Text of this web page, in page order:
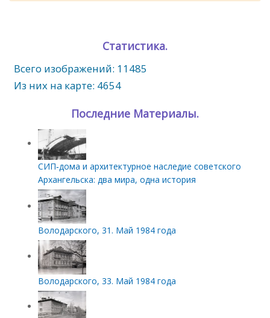
Статистика.
Всего изображений: 11485
Из них на карте: 4654
Последние Материалы.
СИП‑дома и архитектурное наследие советского
Архангельска: два мира, одна история
Володарского, 31. Май 1984 года
Володарского, 33. Май 1984 года